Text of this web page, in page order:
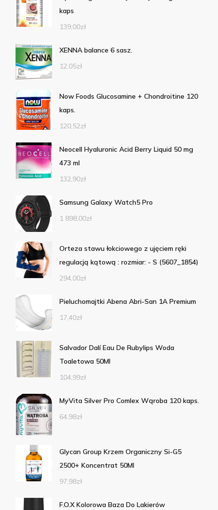
kaps
139,00zł
XENNA balance 6 sasz.
12,05zł
Now Foods Glucosamine + Chondroitine 120
kaps.
120,52zł
Neocell Hyaluronic Acid Berry Liquid 50 mg
473 ml
132,90zł
Samsung Galaxy Watch5 Pro
1 898,00zł
Orteza stawu łokciowego z ujęciem ręki
regulacją kątową : rozmiar: - S (5607_1854)
294,00zł
Pieluchomajtki Abena Abri-San 1A Premium
17,40zł
Salvador Dalí Eau De Rubylips Woda
Toaletowa 50Ml
104,99zł
MyVita Silver Pro Comlex Wąroba 120 kaps.
64,98zł
Glycan Group Krzem Organiczny Si-G5
2500+ Koncentrat 50Ml
97,98zł
F.O.X Kolorowa Baza Do Lakierów